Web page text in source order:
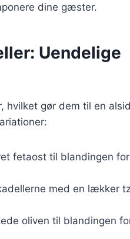
dine gæster.
Uendelige
hvilket gør dem til en
fetaost til blandingen
med en lækker
oliven til blandingen